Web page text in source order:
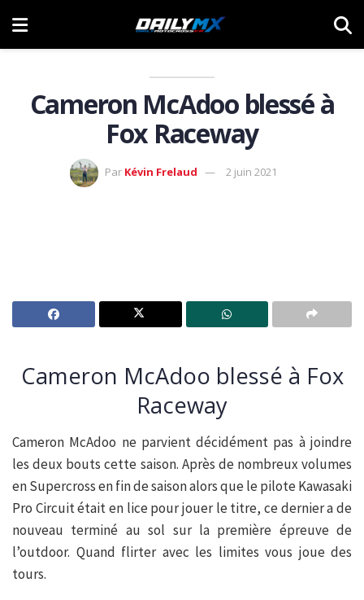
Cameron McAdoo blessé à
Fox Raceway
Par Kévin Frelaud 2 juin 2021
Cameron McAdoo blessé à Fox
Raceway
Cameron McAdoo ne parvient décidément pas à joindre
les deux bouts cette saison. Après de nombreux volumes
en Supercross en fin de saison alors que le pilote Kawasaki
Pro Circuit était en lice pour jouer le titre, ce dernier a de
nouveau terminé au sol sur la première épreuve de
l’outdoor. Quand flirter avec les limites vous joue des
tours.